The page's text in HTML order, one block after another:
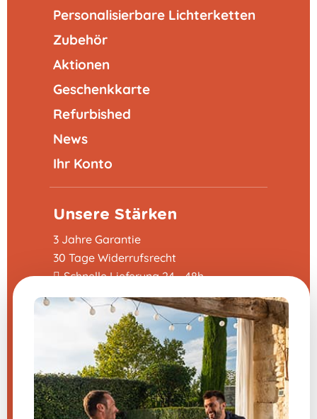
Personalisierbare Lichterketten
Zubehör
Aktionen
Geschenkkarte
Refurbished
News
Ihr Konto
Unsere Stärken
3 Jahre Garantie
30 Tage Widerrufsrecht
Schnelle Lieferung 24 - 48h
4,8/5 auf Trustpilot
Nützliches
Patenschaftsprogramm
FAQ